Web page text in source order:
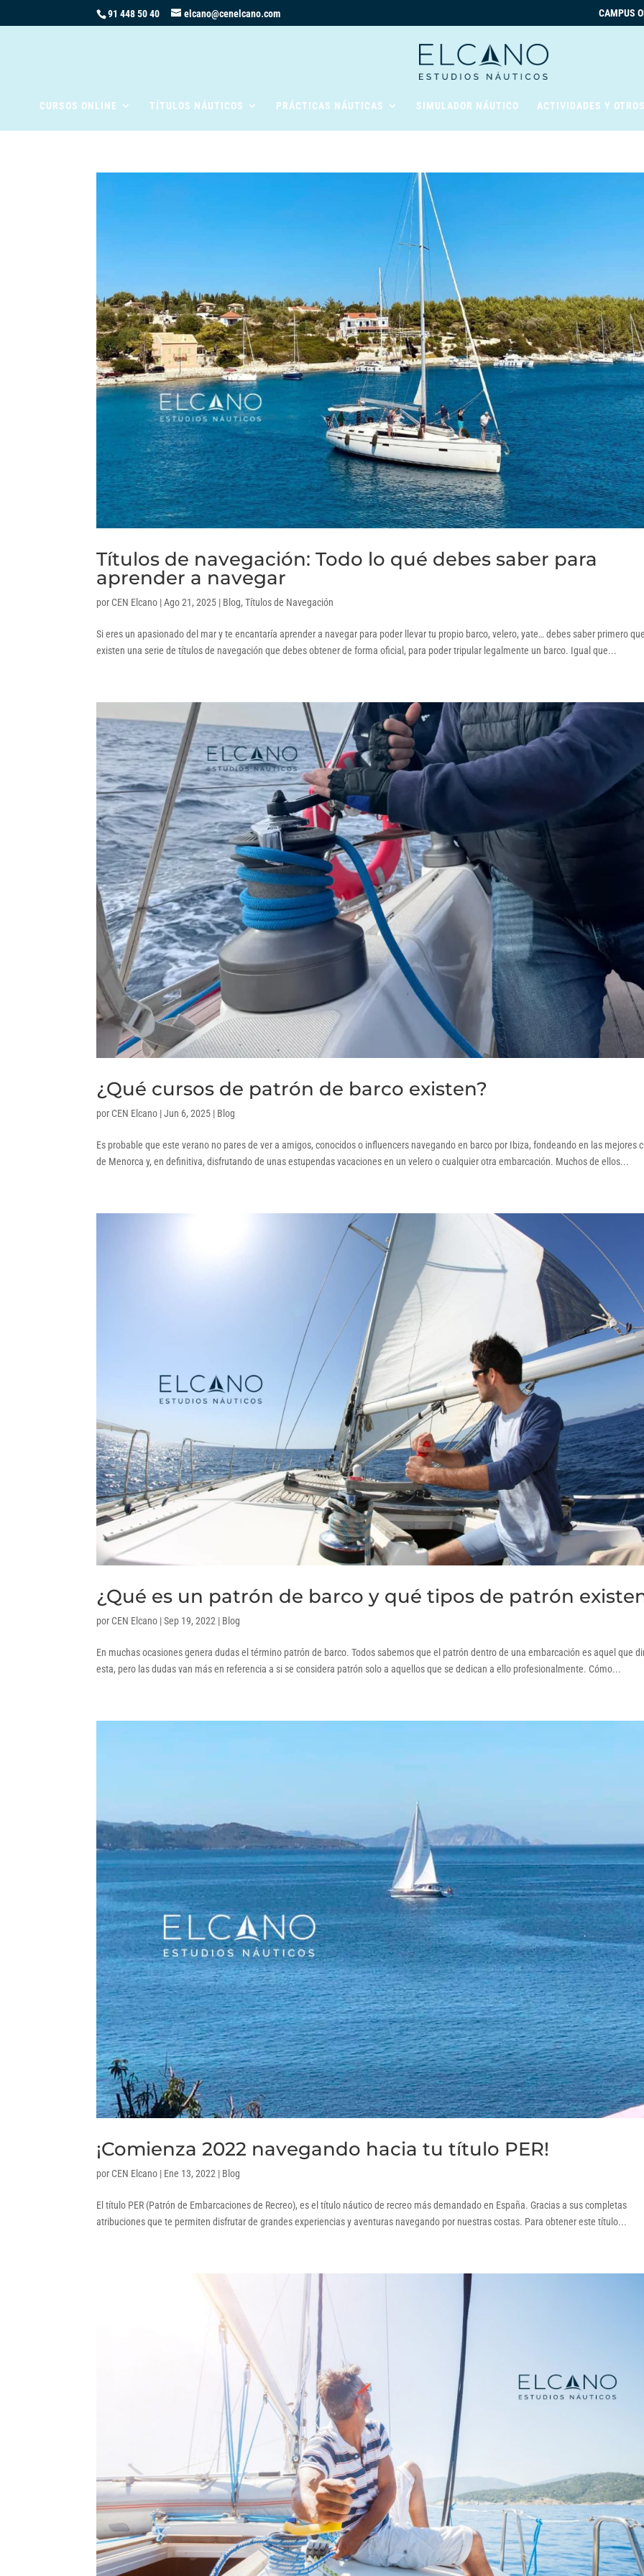
91 448 50 40 elcano@cenelcano.com CAMPUS
CURSOS ONLINE TÍTULOS NÁUTICOS PRÁCTICAS NÁUTICAS SIMULADOR NÁUTICO ACTIVIDADES Y
Títulos de navegación: Todo lo qué debes saber para
aprender a navegar
por CEN Elcano |Ago 21, 2025 | Blog,Títulos de Navegación
Si eres un apasionado del mar y te encantaría aprender a navegar para poder llevar tu propio barco, velero, yate… debes saber primero
existen una serie de títulos de navegación que debes obtener de forma oficial, para poder tripular legalmente un barco. Igual que...
¿Qué cursos de patrón de barco existen?
por CEN Elcano |Jun 6, 2025 | Blog
Es probable que este verano no pares de ver a amigos, conocidos o influencers navegando en barco por Ibiza, fondeando en las mejores
de Menorca y, en definitiva, disfrutando de unas estupendas vacaciones en un velero o cualquier otra embarcación. Muchos de ellos...
¿Qué es un patrón de barco y qué tipos de patrón
por CEN Elcano |Sep 19, 2022 | Blog
En muchas ocasiones genera dudas el término patrón de barco. Todos sabemos que el patrón dentro de una embarcación es aquel que
esta, pero las dudas van más en referencia a si se considera patrón solo a aquellos que se dedican a ello profesionalmente. Cómo...
¡Comienza 2022 navegando hacia tu título PER!
por CEN Elcano | Ene 13, 2022 | Blog
El título PER (Patrón de Embarcaciones de Recreo), es el título náutico de recreo más demandado en España. Gracias a sus completas
atribuciones que te permiten disfrutar de grandes experiencias y aventuras navegando por nuestras costas. Para obtener este título...